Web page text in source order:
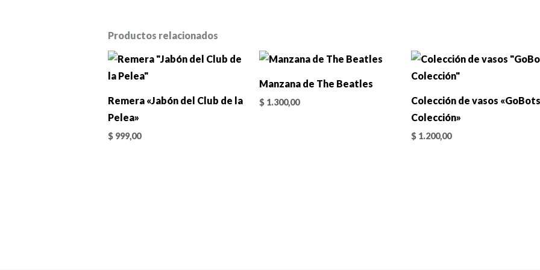
Productos relacionados
Remera «Jabón del Club de la
Pelea»
$999,00
Manzana de The Beatles
$ 1.300,00
Colección de vasos «GoBots
Colección»
$ 1.200,00